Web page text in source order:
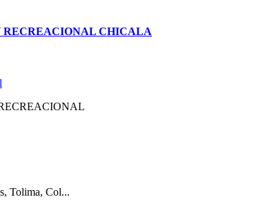
RECREACIONAL CHICALA
Tolima, Col...